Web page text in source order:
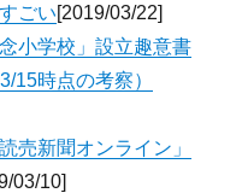
ごい[2019/03/22]
小学校」設立趣意書
15時点の考察）
売新聞オンライン」
03/10]